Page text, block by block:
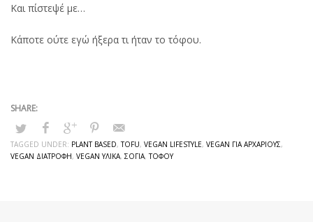
Και πίστεψέ με…
Κάποτε ούτε εγώ ήξερα τι ήταν το τόφου.
TAGGED UNDER: PLANT BASED,TOFU, VEGAN LIFESTYLE, VEGAN ΓΙΑ ΑΡΧΆΡΙΟΥΣ,
VEGAN ΔΙΑΤΡΟΦΉ, VEGAN ΥΛΙΚΆ, ΣΌΓΙΑ,ΤΌΦΟΥ